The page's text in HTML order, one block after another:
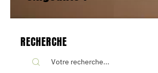
RECHERCHE